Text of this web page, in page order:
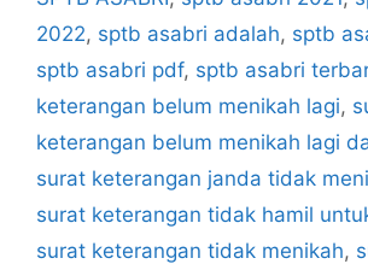
2022, sptb asabri adalah, sptb
sptb asabri pdf, sptb asabri
keterangan belum menikah lagi,
keterangan belum menikah lagi
surat keterangan janda tidak
surat keterangan tidak hamil
surat keterangan tidak menikah,